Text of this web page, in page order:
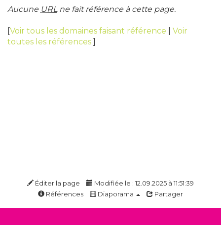
Aucune URLne fait référence à cette page.
[Voir tous les domaines faisant référence
Voir
toutes les références ]
Éditer la page
Modifiée le : 12.09.2025 à 11:51:39
Références
Diaporama Partager